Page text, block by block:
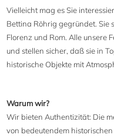
Vielleicht mag es Sie
Bettina Röhrig gegründet. Sie
Florenz und Rom. Alle unsere
und stellen sicher, daß sie in
historische Objekte mit
Warum wir?
Wir bieten Authentizität: Die
von bedeutendem